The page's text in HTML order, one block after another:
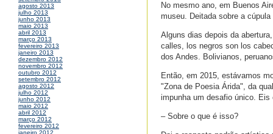
agosto 2013
julho 2013
junho 2013
maio 2013
abril 2013
março 2013
fevereiro 2013
janeiro 2013
dezembro 2012
novembro 2012
outubro 2012
setembro 2012
agosto 2012
julho 2012
junho 2012
maio 2012
abril 2012
março 2012
fevereiro 2012
No mesmo ano, em Buenos
museu. Deitada sobre a
Alguns dias depois da
calles, los negros son los
dos Andes. Bolivianos,
Então, em 2015, estávamos
"Zona de Poesia Árida", da
impunha um desafio único.
– Sobre o que é isso?